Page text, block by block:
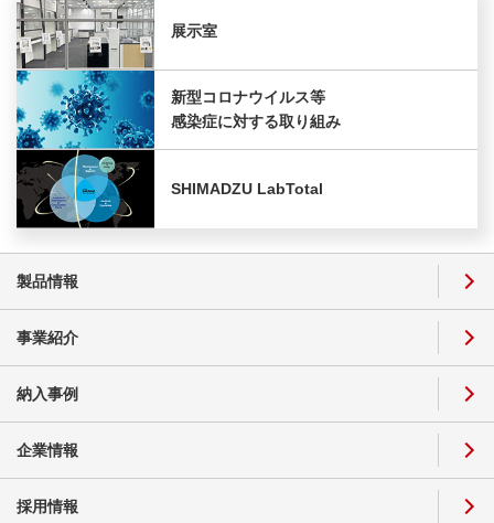
展示室
新型コロナウイルス等
感染症に対する取り組み
SHIMADZU LabTotal
製品情報
事業紹介
納入事例
企業情報
採用情報